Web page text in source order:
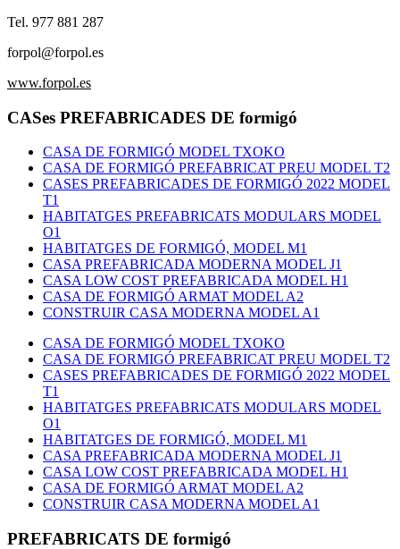
Tel. 977 881 287
forpol@forpol.es
www.forpol.es
CASes PREFABRICADES DE formigó
CASA DE FORMIGÓ MODEL TXOKO
CASA DE FORMIGÓ PREFABRICAT PREU MODEL T2
CASES PREFABRICADES DE FORMIGÓ 2022 MODEL
T1
HABITATGES PREFABRICATS MODULARS MODEL
O1
HABITATGES DE FORMIGÓ, MODEL M1
CASA PREFABRICADA MODERNA MODEL J1
CASA LOW COST PREFABRICADA MODEL H1
CASA DE FORMIGÓ ARMAT MODEL A2
CONSTRUIR CASA MODERNA MODEL A1
CASA DE FORMIGÓ MODEL TXOKO
CASA DE FORMIGÓ PREFABRICAT PREU MODEL T2
CASES PREFABRICADES DE FORMIGÓ 2022 MODEL
T1
HABITATGES PREFABRICATS MODULARS MODEL
O1
HABITATGES DE FORMIGÓ, MODEL M1
CASA PREFABRICADA MODERNA MODEL J1
CASA LOW COST PREFABRICADA MODEL H1
CASA DE FORMIGÓ ARMAT MODEL A2
CONSTRUIR CASA MODERNA MODEL A1
PREFABRICATS DE formigó